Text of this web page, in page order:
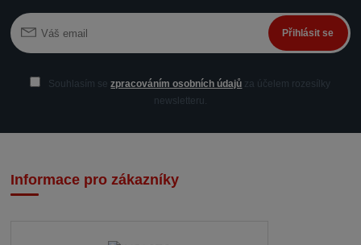
Přihlásit se
Souhlasím sezpracováním osobních údajů za účelem rozesílky
newsletteru.
Informace pro zákazníky